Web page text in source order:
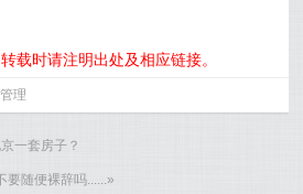
载时请注明出处及相应链接。
理
一套房子？
要随便裸辞吗......»